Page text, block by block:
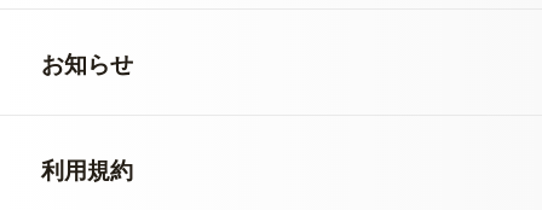
お知らせ
利用規約